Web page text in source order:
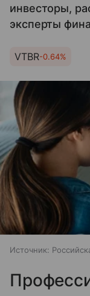
инвесторы,
эксперты
VTBR-0.64%
Источник: